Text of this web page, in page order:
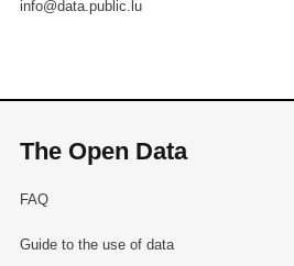
info@data.public.lu
The Open Data
FAQ
Guide to the use of data